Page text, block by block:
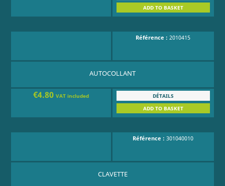
ADD TO BASKET
Référence : 2010415
AUTOCOLLANT
€4.80VAT included
DÉTAILS
ADD TO BASKET
Référence :301040010
CLAVETTE